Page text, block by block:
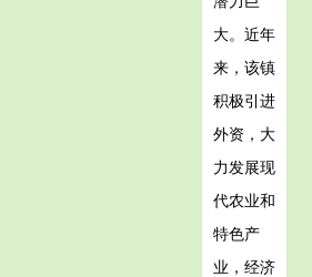
大。近年
来，该镇
积极引进
外资，大
力发展现
代农业和
特色产
业，经济